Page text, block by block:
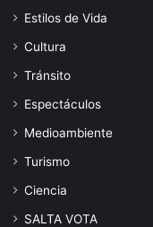
Estilos de Vida
Cultura
Tránsito
Espectáculos
Medioambiente
Turismo
Ciencia
SALTA VOTA